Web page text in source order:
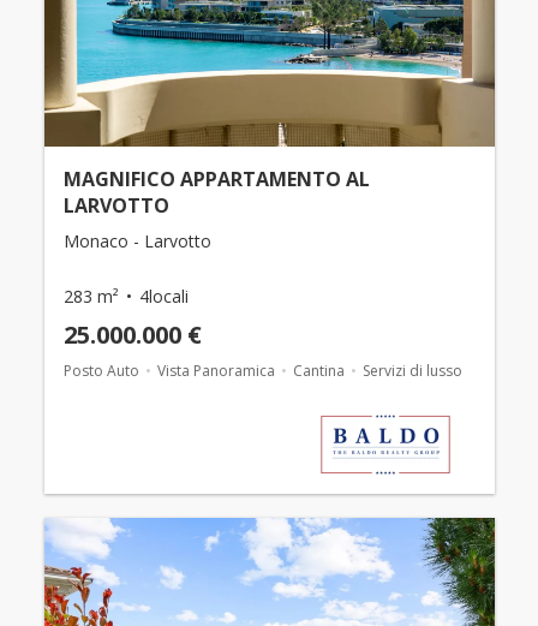
MAGNIFICO APPARTAMENTO AL
LARVOTTO
Monaco - Larvotto
283 m² 4locali
25.000.000 €
Posto Auto Vista Panoramica Cantina Servizi di lusso